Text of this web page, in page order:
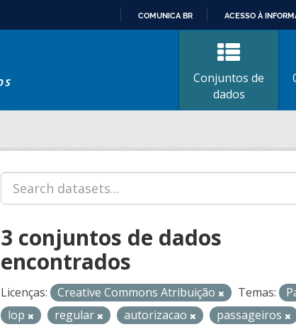
CONTEÚDO
COMUNICA BR ACESSO À
Conjuntos de
dados
3 conjuntos de dados
encontrados
Licenças: Creative Commons Atribuição Temas:
lop
regular autorizacao passageiros